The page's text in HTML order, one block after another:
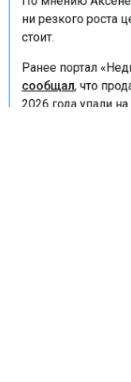
По мнению
ни резкого роста
Ранее портал
сообщал, что